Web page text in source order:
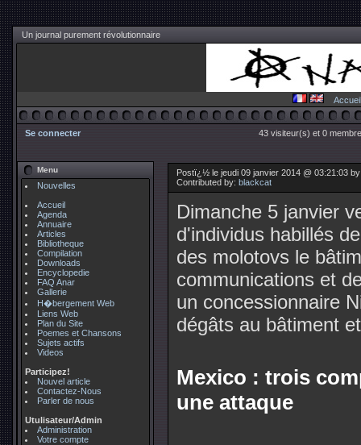
Un journal purement révolutionnaire
Accueil
Se connecter 43 visiteur(s) et 0
Menu
Nouvelles
Accueil
Agenda
Annuaire
Articles
Bibliotheque
Compilation
Downloads
Encyclopedie
FAQ Anar
Gallerie
H�bergement Web
Liens Web
Plan du Site
Poemes et Chansons
Sujets actifs
Videos
Participez!
Nouvel article
Contactez-Nous
Parler de nous
Utulisateur/Admin
Administration
Votre compte
Postï¿½ le jeudi 09 janvier 2014 @ 03:21:03
Contributed by: blackcat
Dimanche 5 janvier
d'individus habillés
des molotovs le
communications et
un concessionnaire
dégâts au bâtiment
Mexico : trois
une attaque